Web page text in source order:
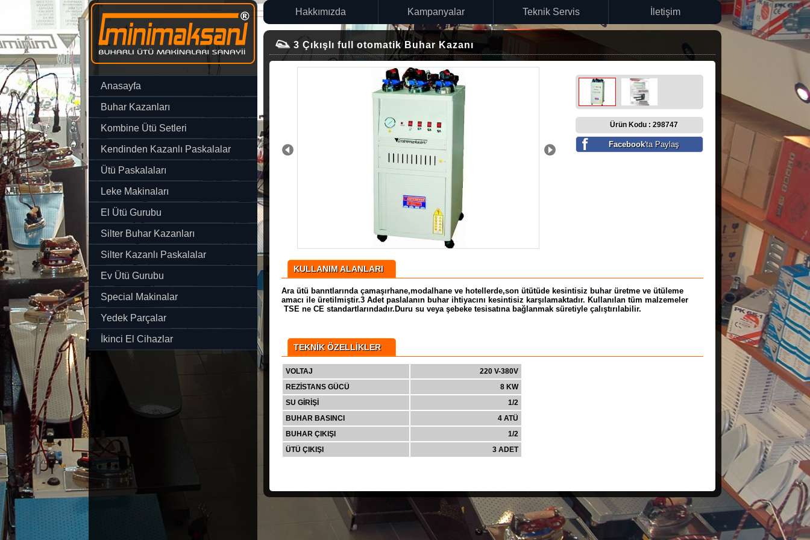
Anasayfa
Buhar Kazanları
Kombine Ütü Setleri
Kendinden Kazanlı Paskalalar
Ütü Paskalaları
Leke Makinaları
El Ütü Gurubu
Silter Buhar Kazanları
Silter Kazanlı Paskalalar
Ev Ütü Gurubu
Special Makinalar
Yedek Parçalar
İkinci El Cihazlar
Hakkımızda Kampanyalar Teknik Servis İletişim
3 Çıkışlı full otomatik Buhar Kazanı
Ürün Kodu : 298747
Facebook'ta Paylaş
KULLANIM ALANLARI
Ara ütü banntlarında çamaşırhane,modalhane ve hotellerde,son ütütüde kesintisiz buhar üretme ve ütüleme
amacı ile üretilmiştir.3 Adet paslalanın buhar ihtiyacını kesintisiz karşılamaktadır. Kullanılan tüm malzemeler
TSE ne CE standartlarındadır.Duru su veya şebeke tesisatına bağlanmak süretiyle çalıştırılabilir.
TEKNİK ÖZELLİKLER
VOLTAJ
220 V-380V
REZİSTANS GÜCÜ
8 KW
SU GİRİŞİ
1/2
BUHAR BASINCI
4 ATÜ
BUHAR ÇIKIŞI
1/2
ÜTÜ ÇIKIŞI
3 ADET